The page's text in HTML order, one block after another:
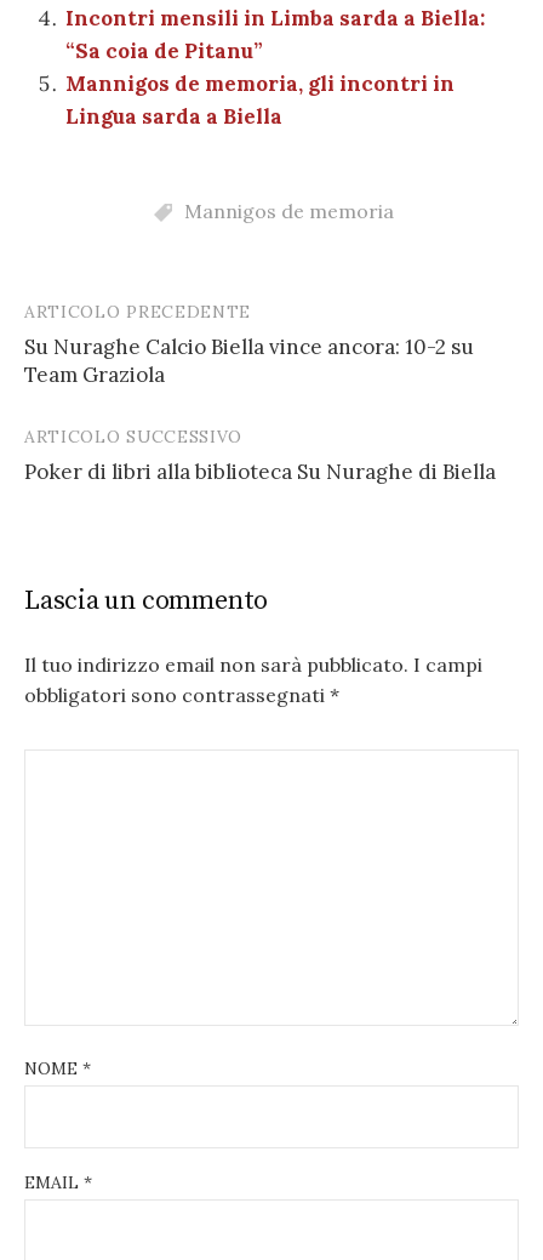
Incontri mensili in Limba sarda a Biella:
“Sa coia de Pitanu”
Mannigos de memoria, gli incontri in
Lingua sarda a Biella
Mannigos de memoria
Post
navigation
ARTICOLO PRECEDENTE
Su Nuraghe Calcio Biella vince ancora: 10-2 su
Team Graziola
ARTICOLO SUCCESSIVO
Poker di libri alla biblioteca Su Nuraghe di Biella
Lascia un commento
Il tuo indirizzo email non sarà pubblicato. I campi
obbligatori sono contrassegnati *
NOME *
EMAIL *